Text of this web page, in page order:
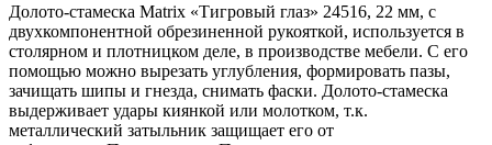
Долото-стамеска Matrix «Тигровый глаз» 24516, 22 мм, с
двухкомпонентной обрезиненной рукояткой, используется в
столярном и плотницком деле, в производстве мебели. С его
помощью можно вырезать углубления, формировать пазы,
зачищать шипы и гнезда, снимать фаски. Долото-стамеска
выдерживает удары киянкой или молотком, т.к.
металлический затыльник защищает его от